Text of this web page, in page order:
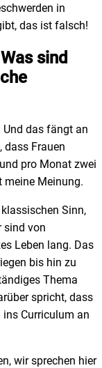
in
das ist falsch!
sind
das fängt an
dass Frauen
pro Monat zwei
meine Meinung.
Sinn,
sind von
Leben lang. Das
bis hin zu
Thema
spricht, dass
ins Curriculum an
wir sprechen hier